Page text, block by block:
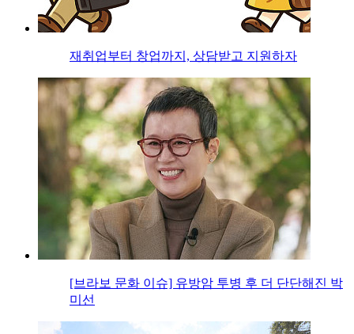
재취업부터 창업까지, 상담받고 지원하자
[브라보 문화 이슈] 유방암 투병 후 더 단단해진 박
미선